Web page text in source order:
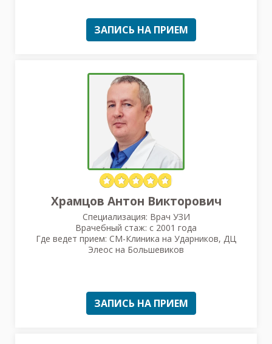
ЗАПИСЬ НА ПРИЕМ
Храмцов Антон Викторович
Специализация: Врач УЗИ
Врачебный стаж: с 2001 года
Где ведет прием: СМ-Клиника на Ударников, ДЦ
Элеос на Большевиков
ЗАПИСЬ НА ПРИЕМ